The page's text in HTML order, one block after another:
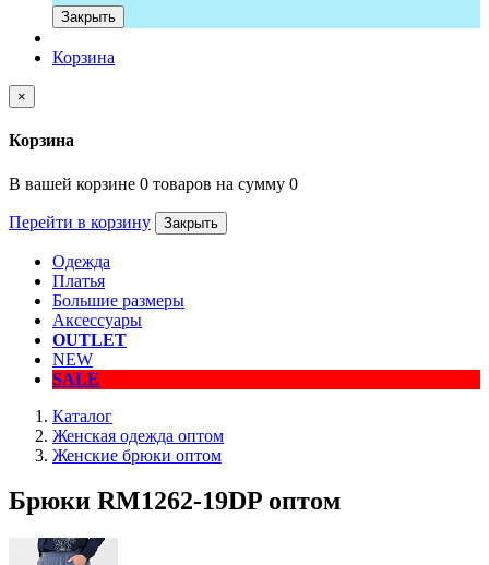
Закрыть
Корзина
×
Корзина
В вашей корзине 0 товаров на сумму 0
Перейти в корзину Закрыть
Одежда
Платья
Большие размеры
Аксессуары
OUTLET
NEW
SALE
Каталог
Женская одежда оптом
Женские брюки оптом
Брюки RM1262-19DP оптом